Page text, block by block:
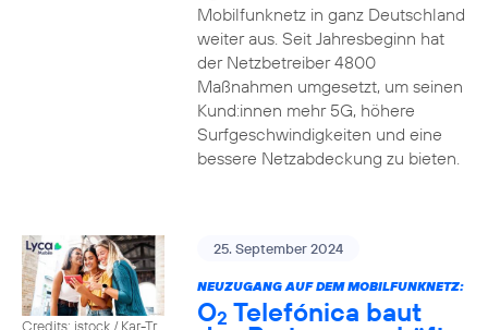
Mobilfunknetz in ganz Deutschland
weiter aus. Seit Jahresbeginn hat
der Netzbetreiber 4800
Maßnahmen umgesetzt, um seinen
Kund:innen mehr 5G, höhere
Surfgeschwindigkeiten und eine
bessere Netzabdeckung zu bieten.
Credits: istock / Kar-Tr
25. September 2024
NEUZUGANG AUF DEM MOBILFUNKNETZ:
O2 Telefónica baut